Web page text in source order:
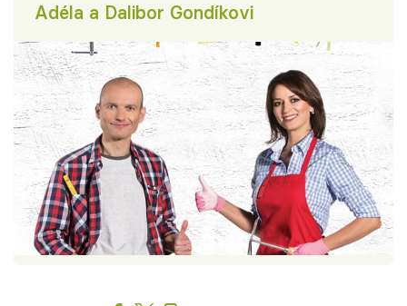
Adéla a Dalibor Gondíkovi